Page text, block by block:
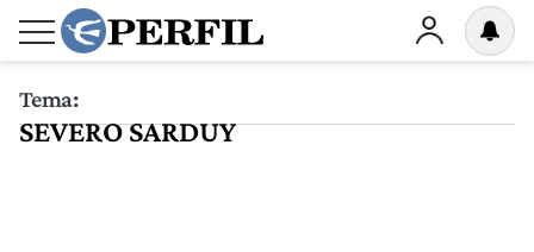
Tema:
SEVERO SARDUY